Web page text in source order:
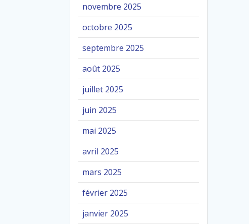
novembre 2025
octobre 2025
septembre 2025
août 2025
juillet 2025
juin 2025
mai 2025
avril 2025
mars 2025
février 2025
janvier 2025